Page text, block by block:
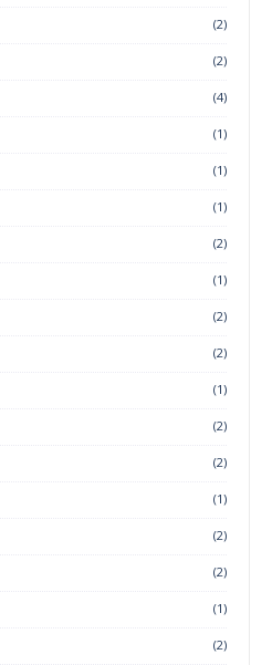
(2)
(2)
(4)
(1)
(1)
(1)
(2)
(1)
(2)
(2)
(1)
(2)
(2)
(1)
(2)
(2)
(1)
(2)